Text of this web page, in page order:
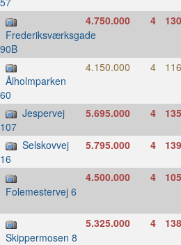
Frederiksværksgade
90B
4.750.000 4 130
Ålholmparken
60
4.150.000 4 116
Jespervej
107
5.695.000 4 135
Selskovvej
16
5.795.000 4 139
Folemestervej 6
4.500.000 4 105
Skippermosen 8
5.325.000 4 138